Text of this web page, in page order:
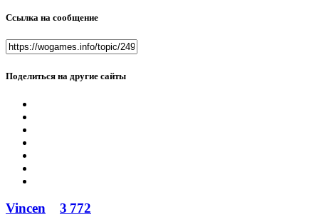
Ссылка на сообщение
Поделиться на другие сайты
Vincen 3 772